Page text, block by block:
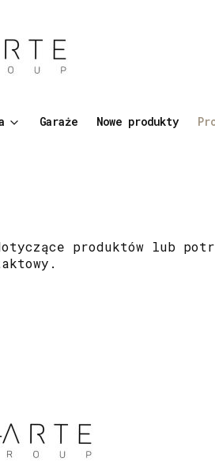
Garaże Nowe produkty
produktów lub